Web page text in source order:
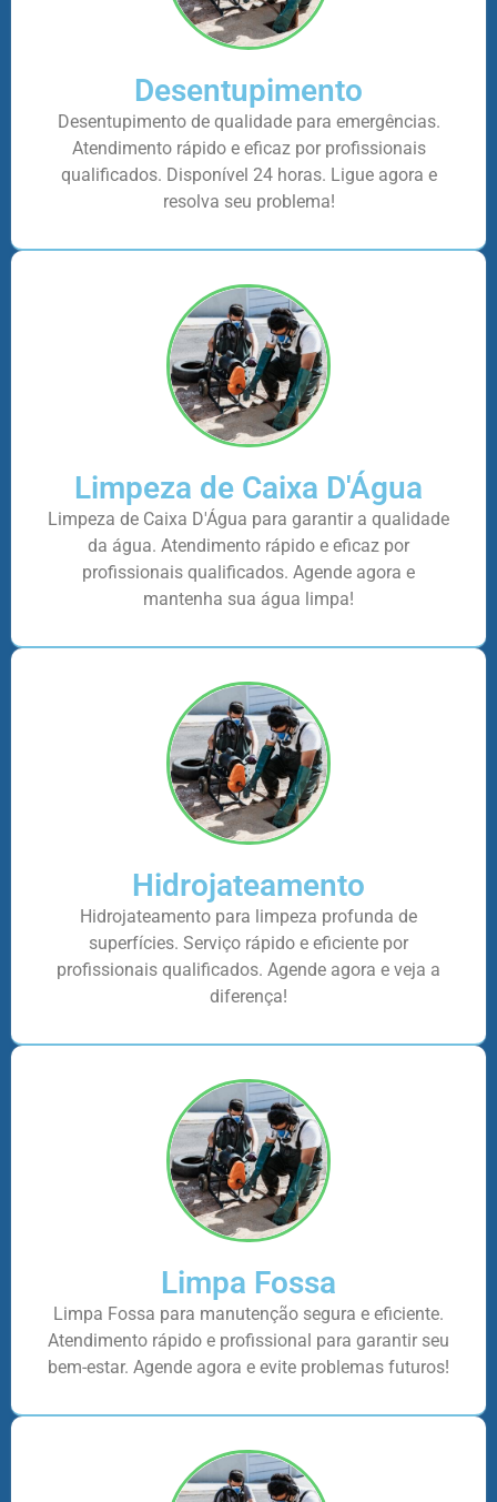
Desentupimento
Desentupimento de qualidade para emergências.
Atendimento rápido e eficaz por profissionais
qualificados. Disponível 24 horas. Ligue agora e
resolva seu problema!
Limpeza de Caixa D'Água
Limpeza de Caixa D'Água para garantir a qualidade
da água. Atendimento rápido e eficaz por
profissionais qualificados. Agende agora e
mantenha sua água limpa!
Hidrojateamento
Hidrojateamento para limpeza profunda de
superfícies. Serviço rápido e eficiente por
profissionais qualificados. Agende agora e veja a
diferença!
Limpa Fossa
Limpa Fossa para manutenção segura e eficiente.
Atendimento rápido e profissional para garantir seu
bem-estar. Agende agora e evite problemas futuros!